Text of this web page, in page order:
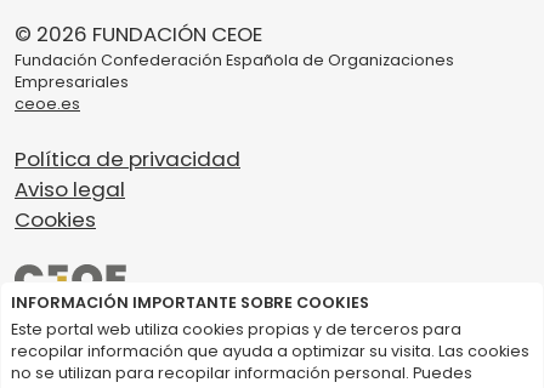
© 2026 FUNDACIÓN CEOE
Fundación Confederación Española de Organizaciones
Empresariales
ceoe.es
Política de privacidad
Aviso legal
Cookies
INFORMACIÓN IMPORTANTE SOBRE COOKIES
Este portal web utiliza cookies propias y de terceros para
recopilar información que ayuda a optimizar su visita. Las cookies
no se utilizan para recopilar información personal. Puedes